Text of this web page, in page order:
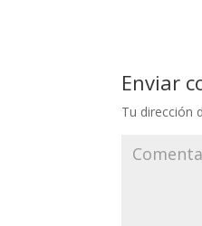
Enviar
Tu dirección